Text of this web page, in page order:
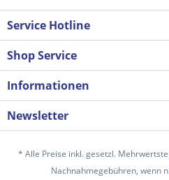
Service Hotline
Shop Service
Informationen
Newsletter
* Alle Preise inkl. gesetzl.
Nachnahmegebühren, wenn